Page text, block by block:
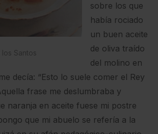
Santos
sobre los que
había rociado
un buen aceite
de oliva traído
del molino en
decía: “Esto lo suele comer el Rey
frase me deslumbraba y
naranja en aceite fuese mi postre
que mi abuelo se refería a la